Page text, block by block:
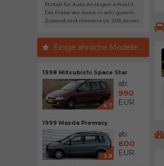
Portals für Auto-Anzeigen erfrischt.
Die Preise der Autos in sehr gutem
Zustand sind meistens ca. 20% teurer.
Einige ähnliche Modelle...
1998 Mitsubishi Space Star
4.7
ab:
990
EUR
1999 Mazda Premacy
3.8
ab:
600
EUR